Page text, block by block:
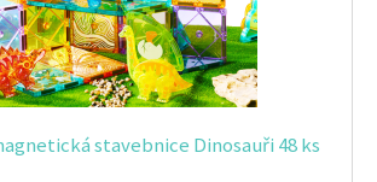
stavebnice Dinosauři 48 ks